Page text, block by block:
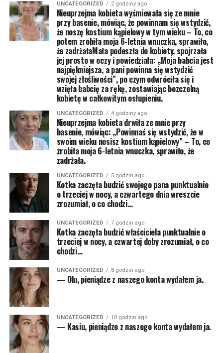
UNCATEGORIZED 2 godziny ago
Nieuprzejma kobieta wyśmiewała się ze mnie
przy basenie, mówiąc, że powinnam się wstydzić,
że noszę kostium kąpielowy w tym wieku – To, co
potem zrobiła moja 6-letnia wnuczka, sprawiło,
że zadrżałaMała podeszła do kobiety, spojrzała
jej prosto w oczy i powiedziała: „Moja babcia jest
najpiękniejsza, a pani powinna się wstydzić
swojej złośliwości”, po czym odwróciła się i
wzięła babcię za rękę, zostawiając bezczelną
kobietę w całkowitym osłupieniu.
UNCATEGORIZED 4 godziny ago
Nieuprzejma kobieta drwiła ze mnie przy
basenie, mówiąc: „Powinnaś się wstydzić, że w
swoim wieku nosisz kostium kąpielowy” – To, co
zrobiła moja 6-letnia wnuczka, sprawiło, że
zadrżała.
UNCATEGORIZED 5 godzin ago
Kotka zaczęła budzić swojego pana punktualnie
o trzeciej w nocy, a czwartego dnia wreszcie
zrozumiał, o co chodzi…
UNCATEGORIZED 7 godzin ago
Kotka zaczęła budzić właściciela punktualnie o
trzeciej w nocy, a czwartej doby zrozumiał, o co
chodzi…
UNCATEGORIZED 8 godzin ago
— Olu, pieniądze z naszego konta wydałem ja.
UNCATEGORIZED 10 godzin ago
— Kasiu, pieniądze z naszego konta wydałem ja.